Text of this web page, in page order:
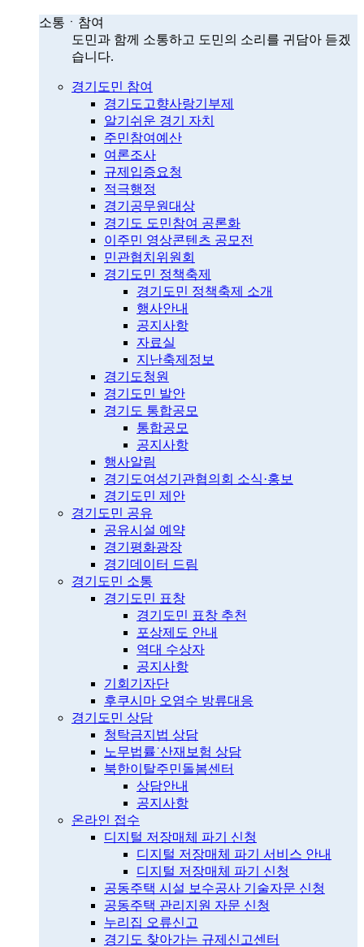
소통ㆍ참여
도민과 함께 소통하고 도민의 소리를 귀담아 듣겠
습니다.
경기도민 참여
경기도고향사랑기부제
알기쉬운 경기 자치
주민참여예산
여론조사
규제입증요청
적극행정
경기공무원대상
경기도 도민참여 공론화
이주민 영상콘텐츠 공모전
민관협치위원회
경기도민 정책축제
경기도민 정책축제 소개
행사안내
공지사항
자료실
지난축제정보
경기도청원
경기도민 발안
경기도 통합공모
통합공모
공지사항
행사알림
경기도여성기관협의회 소식·홍보
경기도민 제안
경기도민 공유
공유시설 예약
경기평화광장
경기데이터 드림
경기도민 소통
경기도민 표창
경기도민 표창 추천
포상제도 안내
역대 수상자
공지사항
기회기자단
후쿠시마 오염수 방류대응
경기도민 상담
청탁금지법 상담
노무법률˙산재보험 상담
북한이탈주민돌봄센터
상담안내
공지사항
온라인 접수
디지털 저장매체 파기 신청
디지털 저장매체 파기 서비스 안내
디지털 저장매체 파기 신청
공동주택 시설 보수공사 기술자문 신청
공동주택 관리지원 자문 신청
누리집 오류신고
경기도 찾아가는 규제신고센터